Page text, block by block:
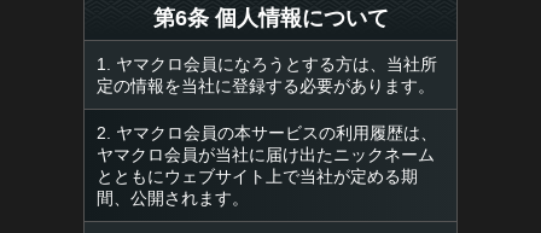
第6条 個人情報について
1. ヤマクロ会員になろうとする方は、当社所
定の情報を当社に登録する必要があります。
2. ヤマクロ会員の本サービスの利用履歴は、
ヤマクロ会員が当社に届け出たニックネーム
とともにウェブサイト上で当社が定める期
間、公開されます。